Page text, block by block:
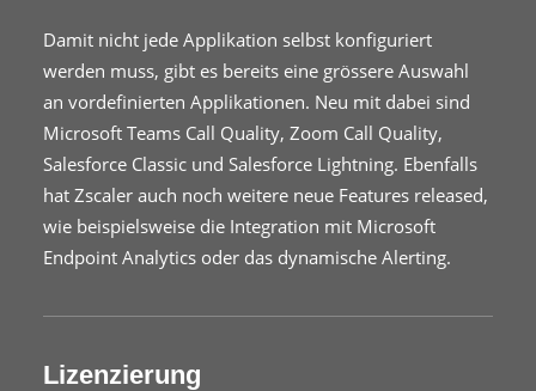
Damit nicht jede Applikation selbst konfiguriert
werden muss, gibt es bereits eine grössere Auswahl
an vordefinierten Applikationen. Neu mit dabei sind
Microsoft Teams Call Quality, Zoom Call Quality,
Salesforce Classic und Salesforce Lightning. Ebenfalls
hat Zscaler auch noch weitere neue Features released,
wie beispielsweise die Integration mit Microsoft
Endpoint Analytics oder das dynamische Alerting.
Lizenzierung